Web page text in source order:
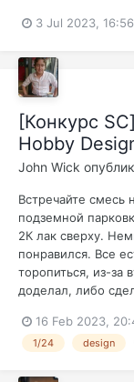
3 Jul 2023,
[Конкурс
Hobby
John Wick
Встречайте смесь
подземной
2К лак сверху.
понравился. Все
торопиться, из-
доделал, либо
16 Feb 2023,
1/24 design